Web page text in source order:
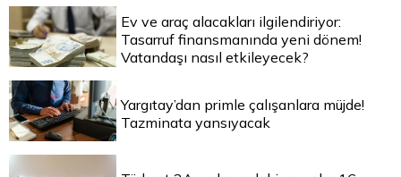
Ev ve araç alacakları ilgilendiriyor:
Tasarruf finansmanında yeni dönem!
Vatandaşı nasıl etkileyecek?
Yargıtay’dan primle çalışanlara müjde!
Tazminata yansıyacak